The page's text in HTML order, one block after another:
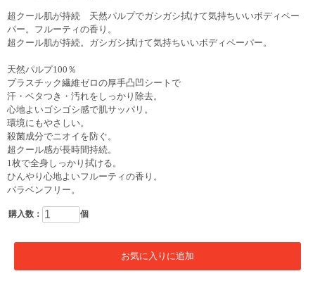
超クール肌が持続 天然パルプでガシガシ拭けて気持ちいいボディペー
パー。フルーティの香り。
超クール肌が持続。ガシガシ拭けて気持ちいいボディペーパー。
天然パルプ100％
プラスチック繊維ゼロの厚手凸凹シートで
汗・ベタつき・汚れをしっかり除去。
心地よいゴシゴシ感で肌サッパリ。
環境にもやさしい。
殺菌成分でニオイを防ぐ。
超クール感が長時間持続。
1枚で全身しっかり拭ける。
ひんやり心地よいフルーティの香り。
パラベンフリー。
購入数： 個